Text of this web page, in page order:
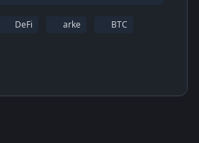
DeFi arke
BTC